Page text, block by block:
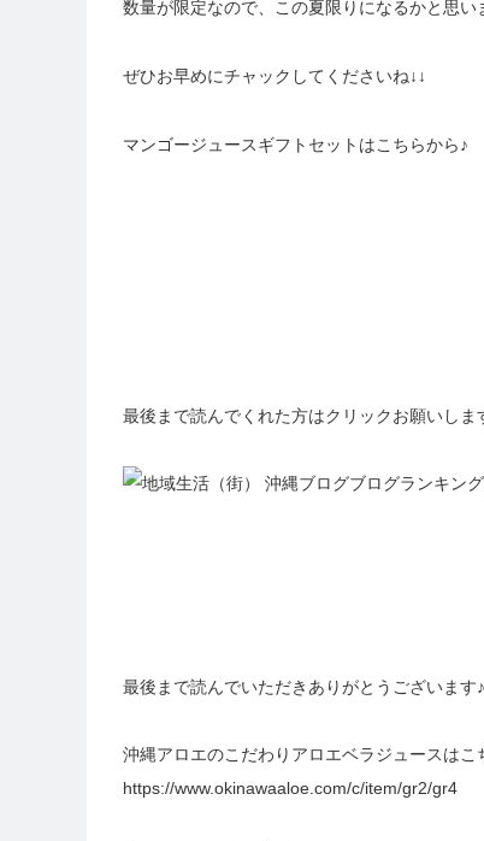
数量が限定なので、この夏限りになるかと思い
ぜひお早めにチャックしてくださいね↓↓
マンゴージュースギフトセットはこちらから♪
最後まで読んでくれた方はクリックお願いしま
最後まで読んでいただきありがとうございます♪
沖縄アロエのこだわりアロエベラジュースはこ
https://www.okinawaaloe.com/c/item/gr2/gr4